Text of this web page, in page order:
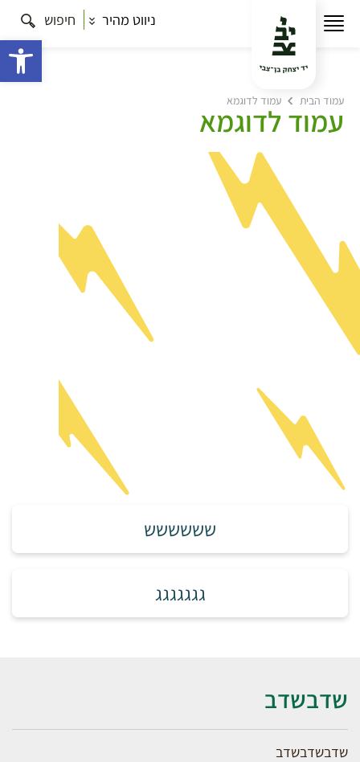
ניווט מהיר חיפוש
עמוד הבית עמוד לדוגמא
עמוד לדוגמא
שששששש
גגגגגגג
שדבשדב
שדבשדבשדב